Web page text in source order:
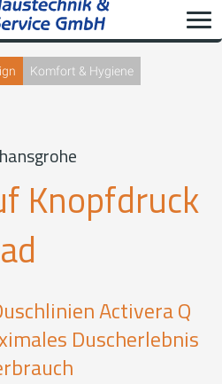
Komfort & Hygiene
Knopfdruck
Activera Q
Duscherlebnis